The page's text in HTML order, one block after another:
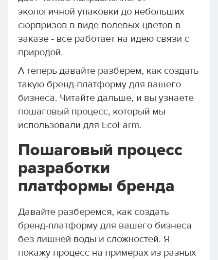
экологичной упаковки до небольших
сюрпризов в виде полевых цветов в
заказе - все работает на идею связи с
природой.
А теперь давайте разберем, как создать
такую бренд-платформу для вашего
бизнеса. Читайте дальше, и вы узнаете
пошаговый процесс, который мы
использовали для EcoFarm.
Пошаговый процесс
разработки
платформы бренда
Давайте разберемся, как создать
бренд-платформу для вашего бизнеса
без лишней воды и сложностей. Я
покажу процесс на примерах из разных